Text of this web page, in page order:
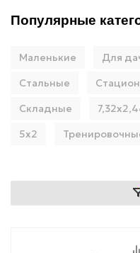
Популярные
Маленькие Для
Стальные
Складные
5х2